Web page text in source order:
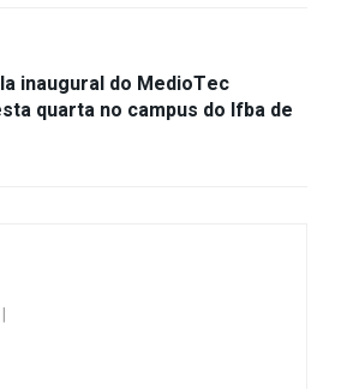
inaugural do MedioTec
quarta no campus do Ifba de